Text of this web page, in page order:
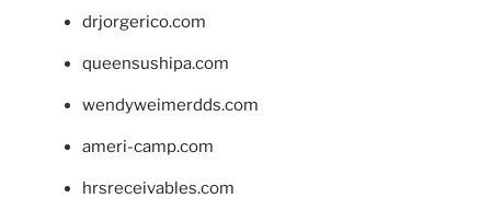
drjorgerico.com
queensushipa.com
wendyweimerdds.com
ameri-camp.com
hrsreceivables.com